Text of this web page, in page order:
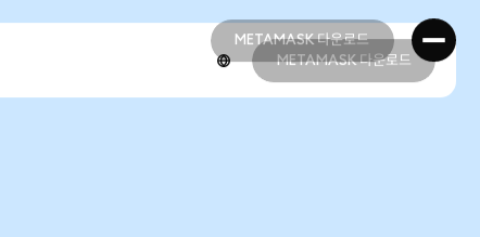
METAMASK 다운로드
METAMASK 다운로드
METAMASK 다운로드